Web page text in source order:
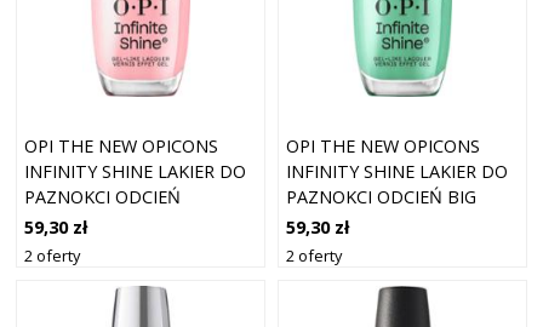
OPI THE NEW OPICONS
INFINITY SHINE LAKIER DO
PAZNOKCI ODCIEŃ
PASSION-ISTA 15 ML
59,30 zł
2 oferty
OPI THE NEW OPICONS
INFINITY SHINE LAKIER DO
PAZNOKCI ODCIEŃ BIG
APPLE GREEN 15 ML
59,30 zł
2 oferty